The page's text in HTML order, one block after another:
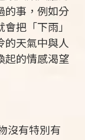
的事，例如分
把「下雨」
的天氣中與人
起的情感渴望
沒有特別有